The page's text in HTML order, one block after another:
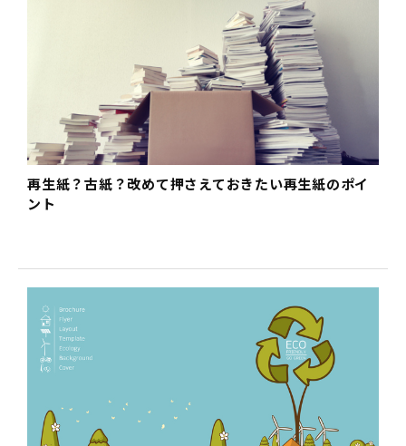
再生紙？古紙？改めて押さえておきたい再生紙のポイ
ント